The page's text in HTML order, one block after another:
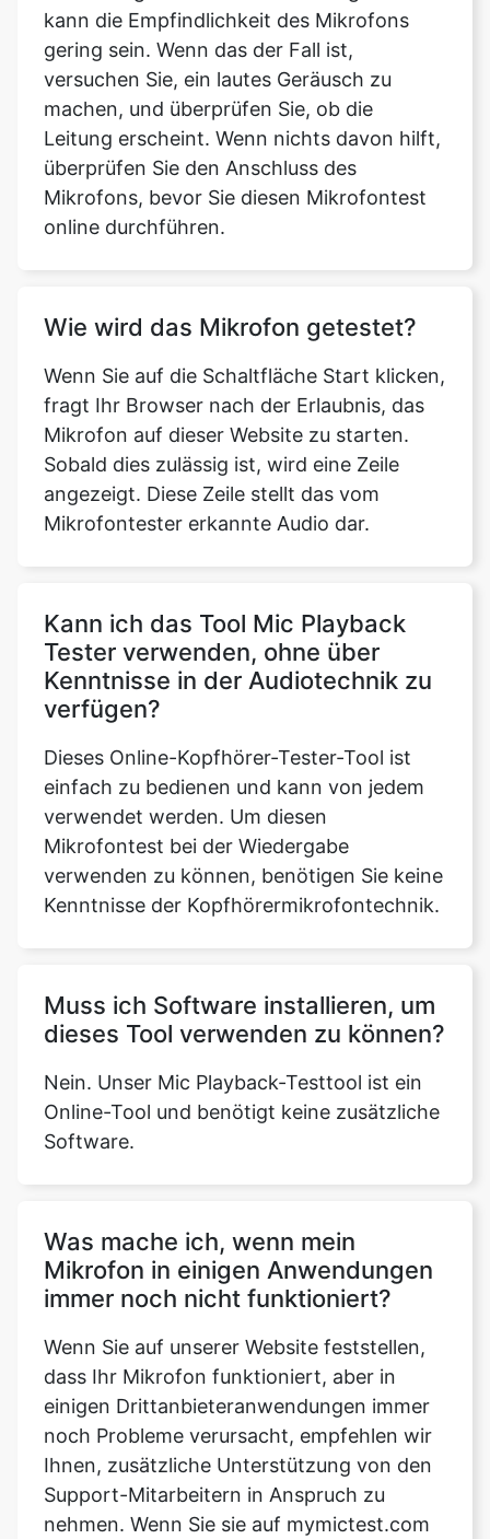
Copy Link
kann die Empfindlichkeit des Mikrofons
gering sein. Wenn das der Fall ist,
versuchen Sie, ein lautes Geräusch zu
machen, und überprüfen Sie, ob die
Leitung erscheint. Wenn nichts davon hilft,
überprüfen Sie den Anschluss des
Mikrofons, bevor Sie diesen Mikrofontest
online durchführen.
Wie wird das Mikrofon getestet?
Wenn Sie auf die Schaltfläche Start klicken,
fragt Ihr Browser nach der Erlaubnis, das
Mikrofon auf dieser Website zu starten.
Sobald dies zulässig ist, wird eine Zeile
angezeigt. Diese Zeile stellt das vom
Mikrofontester erkannte Audio dar.
Kann ich das Tool Mic Playback
Tester verwenden, ohne über
Kenntnisse in der Audiotechnik zu
verfügen?
Dieses Online-Kopfhörer-Tester-Tool ist
einfach zu bedienen und kann von jedem
verwendet werden. Um diesen
Mikrofontest bei der Wiedergabe
verwenden zu können, benötigen Sie keine
Kenntnisse der Kopfhörermikrofontechnik.
Muss ich Software installieren, um
dieses Tool verwenden zu können?
Nein. Unser Mic Playback-Testtool ist ein
Online-Tool und benötigt keine zusätzliche
Software.
Was mache ich, wenn mein
Mikrofon in einigen Anwendungen
immer noch nicht funktioniert?
Wenn Sie auf unserer Website feststellen,
dass Ihr Mikrofon funktioniert, aber in
einigen Drittanbieteranwendungen immer
noch Probleme verursacht, empfehlen wir
Ihnen, zusätzliche Unterstützung von den
Support-Mitarbeitern in Anspruch zu
nehmen. Wenn Sie sie auf mymictest.com